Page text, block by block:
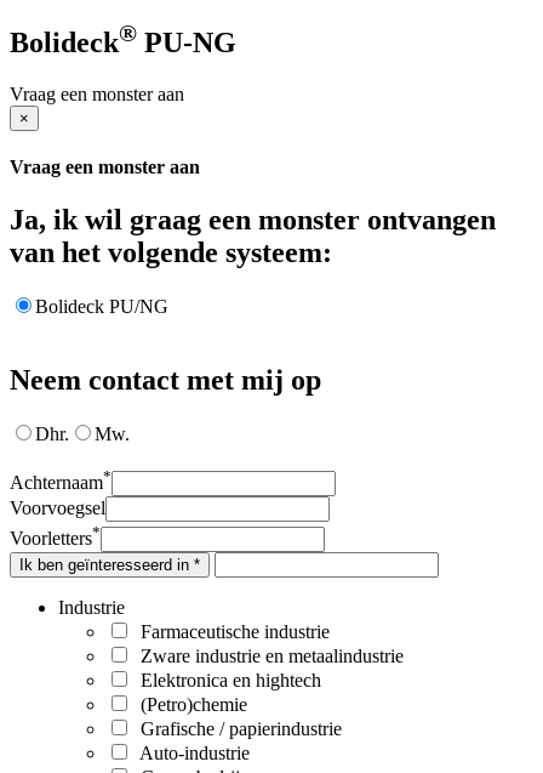
Bolideck® PU-NG
Vraag een monster aan
×
Vraag een monster aan
Ja, ik wil graag een monster ontvangen
van het volgende systeem:
Bolideck PU/NG
Neem contact met mij op
Dhr. Mw.
Achternaam*
Voorvoegsel
Voorletters*
Ik ben geïnteresseerd in *
Industrie
Farmaceutische industrie
Zware industrie en metaalindustrie
Elektronica en hightech
(Petro)chemie
Grafische / papierindustrie
Auto-industrie